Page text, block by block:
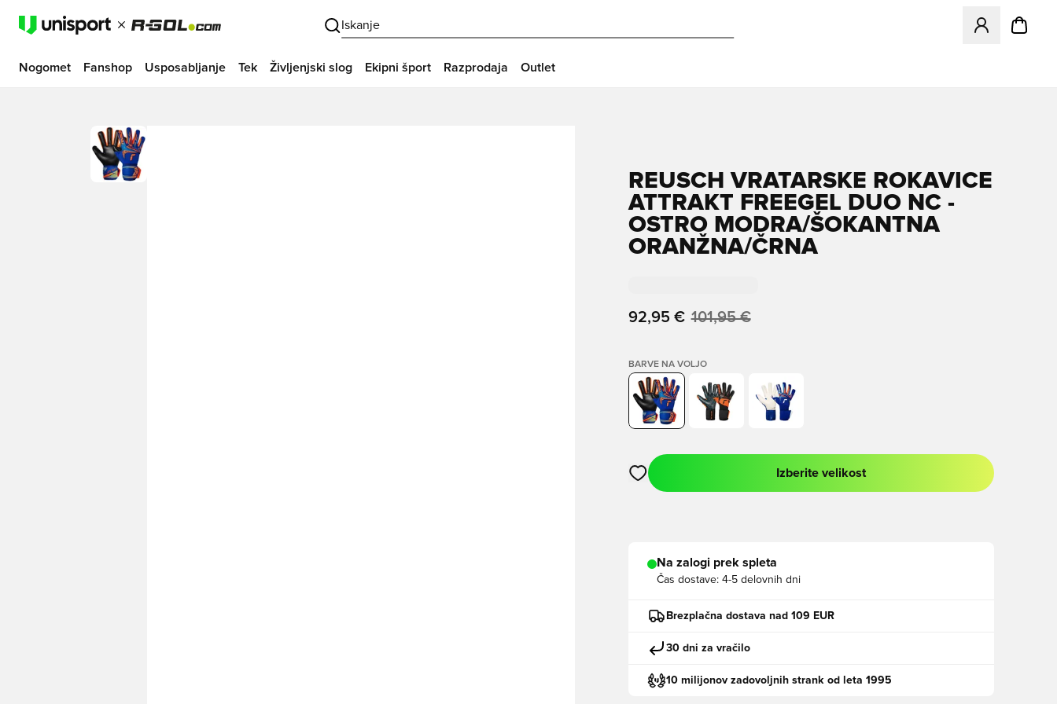
Iskanje
Odpre Modal
Nogomet Fanshop Usposabljanje Tek Življenjski slog Ekipni šport Razprodaja Outlet
REUSCH VRATARSKE ROKAVICE
ATTRAKT FREEGEL DUO NC -
OSTRO MODRA/ŠOKANTNA
ORANŽNA/ČRNA
92,95 € 101,95 €
BARVE NA VOLJO
Odpre Modal za prijavo ali vpis kot član
Izberite velikost
Na zalogi prek spleta
Čas dostave: 4-5 delovnih dni
Brezplačna dostava nad 109 EUR
30 dni za vračilo
10 milijonov zadovoljnih strank od leta 1995